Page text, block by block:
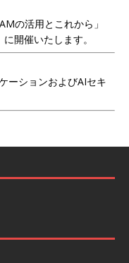
の活用とこれから」
開催いたします。
ーションおよびAIセキ